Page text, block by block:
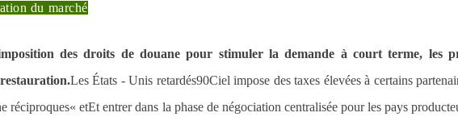
du marché
des droits de douane pour stimuler la demande à court terme, les
Les États - Unis retardés90Ciel impose des taxes élevées à certains
réciproques« etEt entrer dans la phase de négociation centralisée pour les pays